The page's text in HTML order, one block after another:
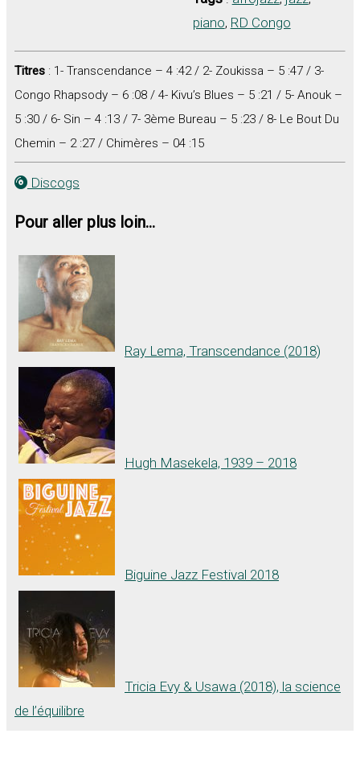
piano, RD Congo
Titres : 1- Transcendance – 4 :42 / 2- Zoukissa – 5 :47 / 3-
Congo Rhapsody – 6 :08 / 4- Kivu’s Blues – 5 :21 / 5- Anouk –
5 :30 / 6- Sin – 4 :13 / 7- 3ème Bureau – 5 :23 / 8- Le Bout Du
Chemin – 2 :27 / Chimères – 04 :15
Discogs
Pour aller plus loin...
Ray Lema, Transcendance (2018)
Hugh Masekela, 1939 – 2018
Biguine Jazz Festival 2018
Tricia Evy & Usawa (2018), la science
de l’équilibre